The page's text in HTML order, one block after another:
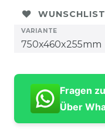
VARIANTE
Fragen
Über